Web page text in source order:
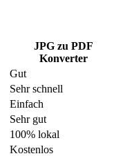
JPG zu PDF
Konverter
Gut
Sehr schnell
Einfach
Sehr gut
100% lokal
Kostenlos